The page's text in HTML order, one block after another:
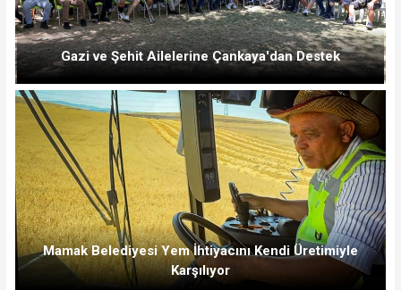
Gazi ve Şehit Ailelerine Çankaya'dan Destek
Mamak Belediyesi Yem İhtiyacını Kendi Üretimiyle
Karşılıyor